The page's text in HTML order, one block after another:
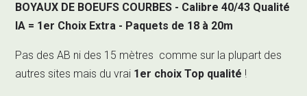
BOYAUX DE BOEUFS COURBES - Calibre 40/43 Qualité
IA = 1er Choix Extra - Paquets de 18 à 20m
Pas des AB ni des 15 mètres comme sur la plupart des
autres sites mais du vrai 1er choix Top qualité !